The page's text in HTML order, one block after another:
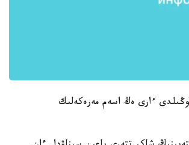
ءارى ەڭ اسەم مەرەكەلىك